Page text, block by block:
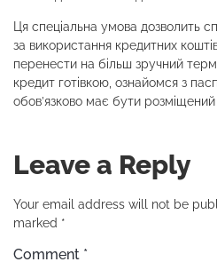
Ця спеціальна умова дозволить
за використання кредитних
перенести на більш зручний
кредит готівкою, ознайомся з
обов’язково має бути розміщений
Leave a Reply
Your email address will not be
marked *
Comment *